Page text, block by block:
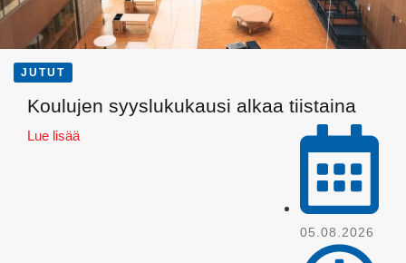
JUTUT
Koulujen syyslukukausi alkaa tiistaina
Lue lisää
05.08.2026